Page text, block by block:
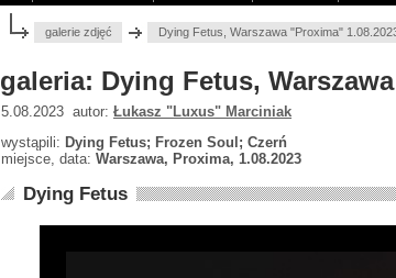
galerie zdjęć Dying Fetus, Warszawa "Proxima"
galeria: Dying Fetus,
5.08.2023 autor: Łukasz "Luxus" Marciniak
wystąpili: Dying Fetus; Frozen Soul; Czerń
miejsce, data: Warszawa, Proxima, 1.08.2023
Dying Fetus